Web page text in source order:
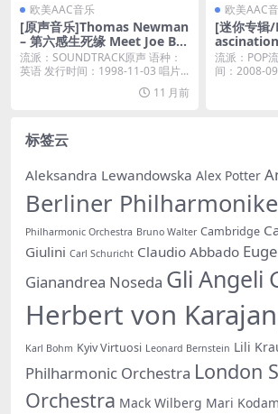
欧美AAC音乐
[原声音乐]Thomas Newman
– 第六感生死缘 Meet Joe Bla
ck (Original Motion Picture
Soundtrack) (1998) [iTunes
流派：SOUNDTRACK原声 语种：
英语 发行时间：1998-11-03 唱片...
11 月前
欧美AAC
[迷你专辑
es Plus
流派：POP
间：2008-
标签云
Aleksandra Lewandowska Alex Potter
Berliner
Philharmonic Orchestra Bruno Walter Cambridge
Giulini Carl Schuricht Claudio Abbado
Gianandrea Noseda Gli Angeli
Herbert von Karajan
Karl Bohm Kyiv Virtuosi Leonard Bernstein Lili
Philharmonic Orchestra London
Orchestra Mack Wilberg Mari